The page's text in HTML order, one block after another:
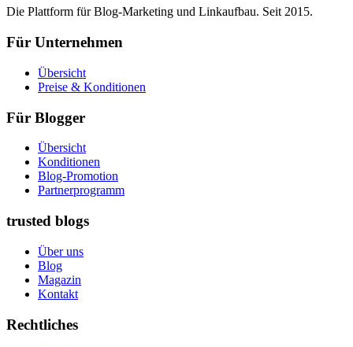
Die Plattform für Blog-Marketing und Linkaufbau. Seit 2015.
Für Unternehmen
Übersicht
Preise & Konditionen
Für Blogger
Übersicht
Konditionen
Blog-Promotion
Partnerprogramm
trusted blogs
Über uns
Blog
Magazin
Kontakt
Rechtliches